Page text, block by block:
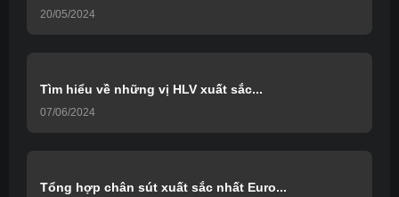
20/05/2024
Tìm hiểu về những vị HLV xuất sắc...
07/06/2024
Tổng hợp chân sút xuất sắc nhất Euro...